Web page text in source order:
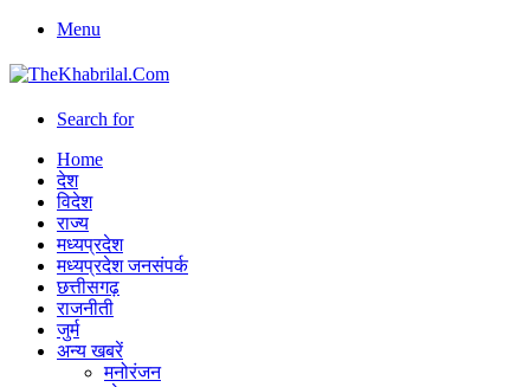
Menu
Search for
Home
देश
विदेश
राज्य
मध्यप्रदेश
मध्यप्रदेश जनसंपर्क
छत्तीसगढ़
राजनीती
जुर्म
अन्य खबरें
मनोरंजन